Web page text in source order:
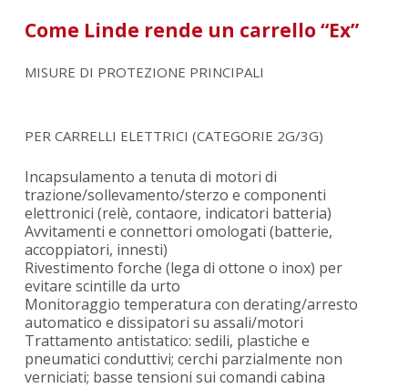
Come Linde rende un carrello “Ex”
MISURE DI PROTEZIONE PRINCIPALI
PER CARRELLI ELETTRICI (CATEGORIE 2G/3G)
Incapsulamento a tenuta di motori di
trazione/sollevamento/sterzo e componenti
elettronici (relè, contaore, indicatori batteria)
Avvitamenti e connettori omologati (batterie,
accoppiatori, innesti)
Rivestimento forche (lega di ottone o inox) per
evitare scintille da urto
Monitoraggio temperatura con derating/arresto
automatico e dissipatori su assali/motori
Trattamento antistatico: sedili, plastiche e
pneumatici conduttivi; cerchi parzialmente non
verniciati; basse tensioni sui comandi cabina